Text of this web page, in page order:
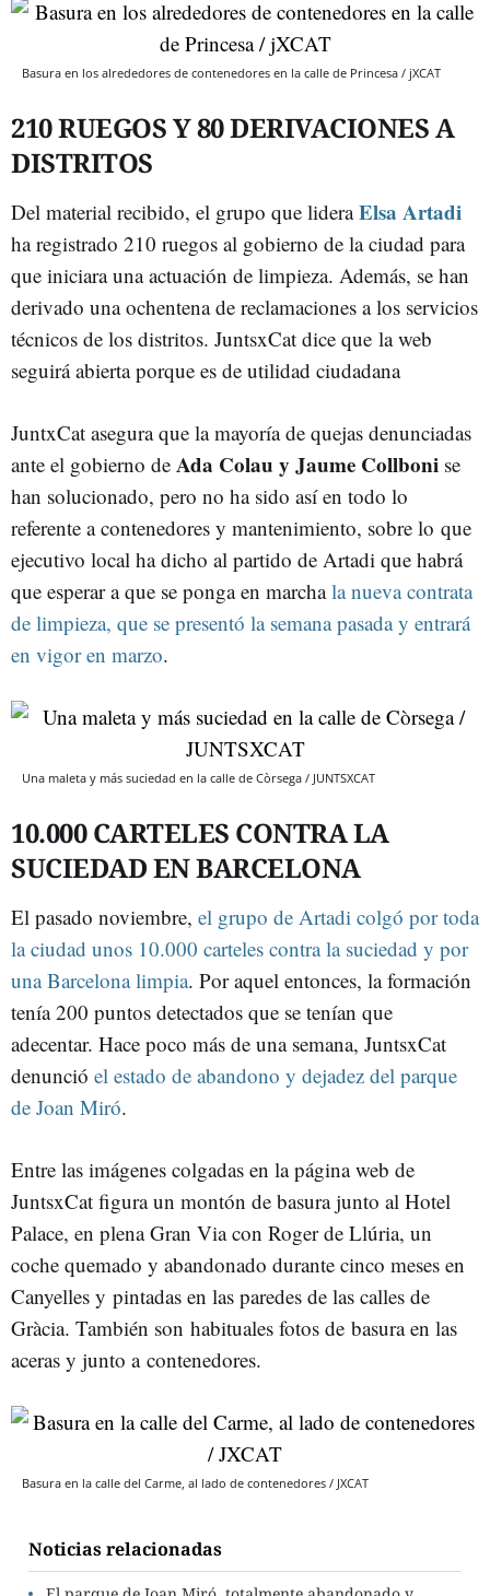
Basura en los alrededores de contenedores en la calle de Princesa / jXCAT
210 RUEGOS Y 80 DERIVACIONES A
DISTRITOS
Del material recibido, el grupo que lideraElsa Artadi
ha registrado 210 ruegos al gobierno de la ciudad para
que iniciara una actuación de limpieza. Además, se han
derivado una ochentena de reclamaciones a los servicios
técnicos de los distritos. JuntsxCat dice que la web
seguirá abierta porque es de utilidad ciudadana
JuntxCat asegura que la mayoría de quejas denunciadas
ante el gobierno de Ada Colau y Jaume Collboni se
han solucionado, pero no ha sido así en todo lo
referente a contenedores y mantenimiento, sobre lo que
ejecutivo local ha dicho al partido de Artadi que habrá
que esperar a que se ponga en marchala nueva contrata
de limpieza, que se presentó la semana pasada y entrará
en vigor en marzo.
Una maleta y más suciedad en la calle de Còrsega / JUNTSXCAT
10.000 CARTELES CONTRA LA
SUCIEDAD EN BARCELONA
El pasado noviembre, el grupo de Artadi colgó por toda
la ciudad unos 10.000 carteles contra la suciedad y por
una Barcelona limpia. Por aquel entonces, la formación
tenía 200 puntos detectados que se tenían que
adecentar. Hace poco más de una semana, JuntsxCat
denunció el estado de abandono y dejadez del parque
de Joan Miró.
Entre las imágenes colgadas en la página web de
JuntsxCat figura un montón de basura junto al Hotel
Palace, en plena Gran Via con Roger de Llúria, un
coche quemado y abandonado durante cinco meses en
Canyelles y pintadas en las paredes de las calles de
Gràcia. También son habituales fotos de basura en las
aceras y junto a contenedores.
Basura en la calle del Carme, al lado de contenedores / JXCAT
Noticias relacionadas